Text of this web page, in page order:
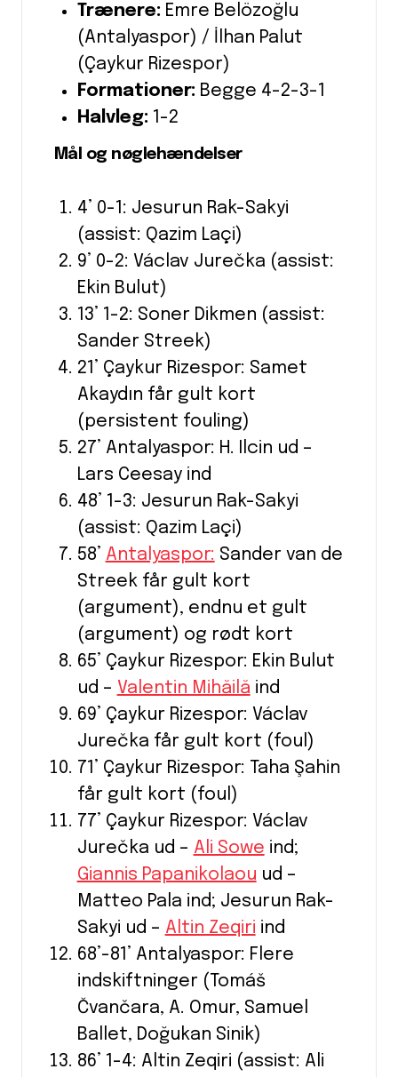
Trænere: Emre Belözoğlu
(Antalyaspor) / İlhan Palut
(Çaykur Rizespor)
Formationer: Begge 4-2-3-1
Halvleg: 1-2
Mål og nøglehændelser
4’ 0-1: Jesurun Rak-Sakyi
(assist: Qazim Laçi)
9’ 0-2: Václav Jurečka (assist:
Ekin Bulut)
13’ 1-2: Soner Dikmen (assist:
Sander Streek)
21’ Çaykur Rizespor: Samet
Akaydın får gult kort
(persistent fouling)
27’ Antalyaspor: H. Ilcin ud –
Lars Ceesay ind
48’ 1-3: Jesurun Rak-Sakyi
(assist: Qazim Laçi)
58’ Antalyaspor: Sander van de
Streek får gult kort
(argument), endnu et gult
(argument) og rødt kort
65’ Çaykur Rizespor: Ekin Bulut
ud – Valentin Mihăilăind
69’ Çaykur Rizespor: Václav
Jurečka får gult kort (foul)
71’ Çaykur Rizespor: Taha Şahin
får gult kort (foul)
77’ Çaykur Rizespor: Václav
Jurečka ud – Ali Sowe ind;
Giannis Papanikolaou ud –
Matteo Pala ind; Jesurun Rak-
Sakyi ud – Altin Zeqiri ind
68’-81’ Antalyaspor: Flere
indskiftninger (Tomáš
Čvančara, A. Omur, Samuel
Ballet, Doğukan Sinik)
86’ 1-4: Altin Zeqiri (assist: Ali